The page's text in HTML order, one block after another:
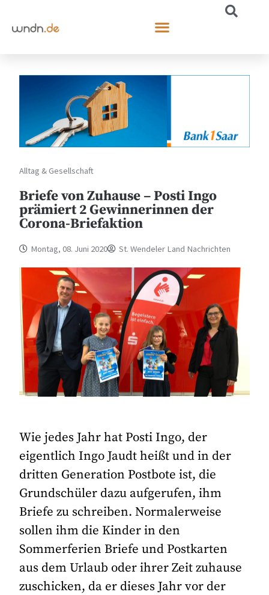
Alltag & Gesellschaft
Briefe von Zuhause – Posti Ingo
prämiert 2 Gewinnerinnen der
Corona-Briefaktion
Montag, 08. Juni 2020 St. Wendeler Land Nachrichten
Wie jedes Jahr hat Posti Ingo, der
eigentlich Ingo Jaudt heißt und in der
dritten Generation Postbote ist, die
Grundschüler dazu aufgerufen, ihm
Briefe zu schreiben. Normalerweise
sollen ihm die Kinder in den
Sommerferien Briefe und Postkarten
aus dem Urlaub oder ihrer Zeit zuhause
zuschicken, da er dieses Jahr vor der